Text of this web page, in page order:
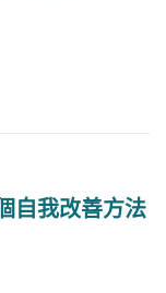
自我改善方法